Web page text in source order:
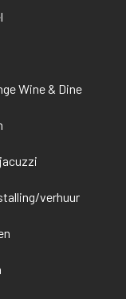
Wine & Dine
verhuur